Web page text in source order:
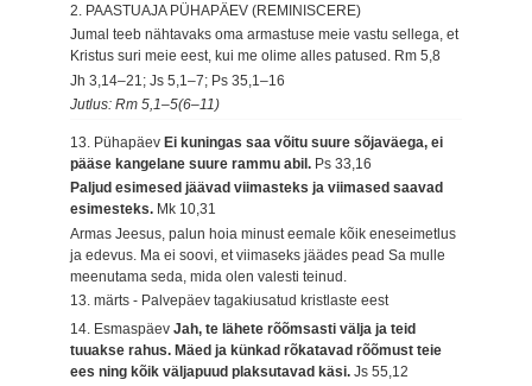
2. PAASTUAJA PÜHAPÄEV (REMINISCERE)
Jumal teeb nähtavaks oma armastuse meie vastu sellega, et
Kristus suri meie eest, kui me olime alles patused. Rm 5,8
Jh 3,14–21; Js 5,1–7; Ps 35,1–16
Jutlus: Rm 5,1–5(6–11)
13. Pühapäev Ei kuningas saa võitu suure sõjaväega, ei
pääse kangelane suure rammu abil. Ps 33,16
Paljud esimesed jäävad viimasteks ja viimased saavad
esimesteks. Mk 10,31
Armas Jeesus, palun hoia minust eemale kõik eneseimetlus
ja edevus. Ma ei soovi, et viimaseks jäädes pead Sa mulle
meenutama seda, mida olen valesti teinud.
13. märts - Palvepäev tagakiusatud kristlaste eest
14. EsmaspäevJah, te lähete rõõmsasti välja ja teid
tuuakse rahus. Mäed ja künkad rõkatavad rõõmust teie
ees ning kõik väljapuud plaksutavad käsi.Js 55,12